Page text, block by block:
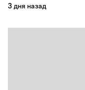
3 дня назад